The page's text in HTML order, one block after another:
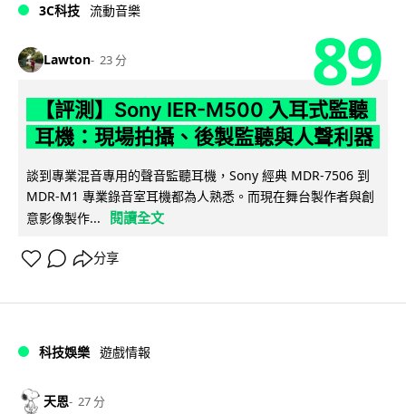
3C科技 流動音樂
Lawton 23 分 89
【評測】Sony IER-M500 入耳式監聽
耳機：現場拍攝、後製監聽與人聲利器
談到專業混音專用的聲音監聽耳機，Sony 經典 MDR-7506 到
MDR-M1 專業錄音室耳機都為人熟悉。而現在舞台製作者與創
意影像製作...
閱讀全文
分享
科技娛樂 遊戲情報
天恩 27 分